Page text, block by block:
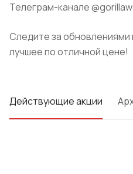
Телеграм-канале
Следите за обновлениями
лучшее по отличной цене!
Действующие акции